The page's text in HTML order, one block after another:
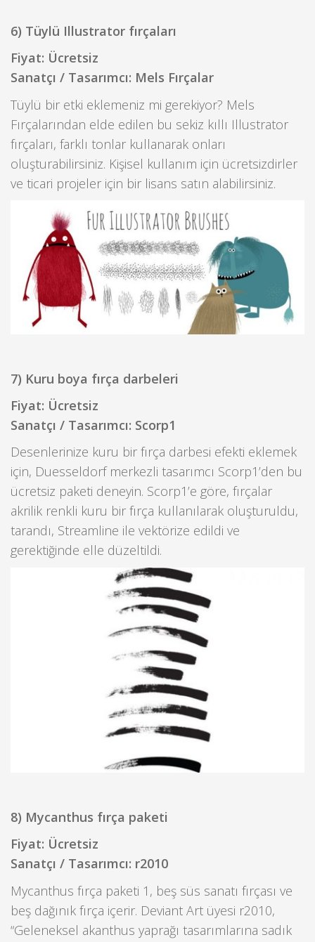
6) Tüylü Illustrator fırçaları
Fiyat: Ücretsiz
Sanatçı / Tasarımcı: Mels Fırçalar
Tüylü bir etki eklemeniz mi gerekiyor? Mels
Fırçalarından elde edilen bu sekiz kıllı Illustrator
fırçaları, farklı tonlar kullanarak onları
oluşturabilirsiniz. Kişisel kullanım için ücretsizdirler
ve ticari projeler için bir lisans satın alabilirsiniz.
7) Kuru boya fırça darbeleri
Fiyat: Ücretsiz
Sanatçı / Tasarımcı: Scorp1
Desenlerinize kuru bir fırça darbesi efekti eklemek
için, Duesseldorf merkezli tasarımcı Scorp1’den bu
ücretsiz paketi deneyin. Scorp1’e göre, fırçalar
akrilik renkli kuru bir fırça kullanılarak oluşturuldu,
tarandı, Streamline ile vektörize edildi ve
gerektiğinde elle düzeltildi.
8) Mycanthus fırça paketi
Fiyat: Ücretsiz
Sanatçı / Tasarımcı: r2010
Mycanthus fırça paketi 1, beş süs sanatı fırçası ve
beş dağınık fırça içerir. Deviant Art üyesi r2010,
“Geleneksel akanthus yaprağı tasarımlarına sadık